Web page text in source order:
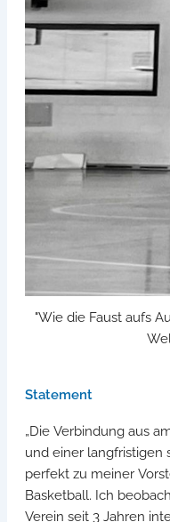
Statement
„Die Verbindung aus
und einer langfristigen
perfekt zu meiner
Basketball. Ich
Verein seit 3 Jahren
"Wie die Faust aufs